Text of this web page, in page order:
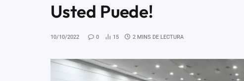
Usted Puede!
10/10/2022 0 15 2 MINS DE LECTURA